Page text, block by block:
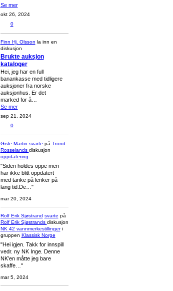
Se mer
okt 26, 2024
0
Finn Hj. Olsson la inn en
diskusjon
Brukte auksjon
kataloger
Hei, jeg har en full
banankasse med tidligere
auksjoner fra norske
auksjonhus. Er det
marked for å…
Se mer
sep 21, 2024
0
Gisle Martin svarte på Trond
Rosselands diskusjon
oppdatering
"Siden holdes oppe men
har ikke blitt oppdatert
med tanke på lenker på
lang tid.De…"
mar 20, 2024
Rolf Erik Sjøstrand svarte på
Rolf Erik Sjøstrands diskusjon
NK 42 vannmerkestillingeri
gruppen Klassisk Norge
"Hei igjen. Takk for innspill
vedr. ny NK Inge. Denne
NK’en måtte jeg bare
skaffe…"
mar 5, 2024